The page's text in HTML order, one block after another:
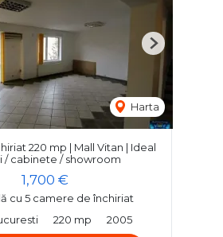
Harta
Next
220 mp | Mall Vitan | Ideal
/ cabinete / showroom
1,700 €
cu 5 camere de închiriat
220 mp 2005